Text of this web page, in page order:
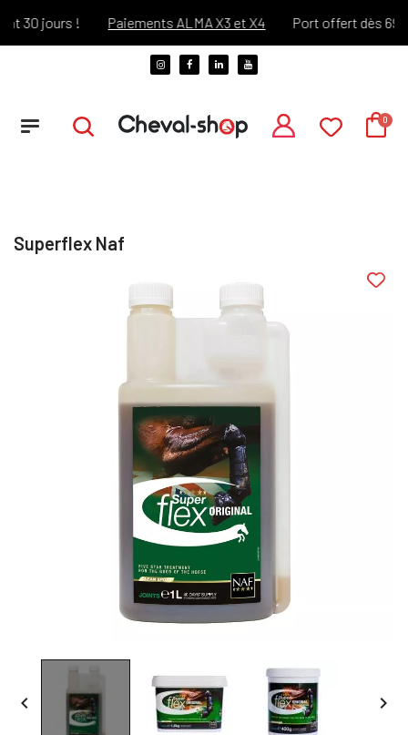
30 jours ! Paiements ALMA X3 et X4 Port offert dès 69€
Superflex Naf
 